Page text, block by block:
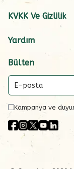
KVKK Ve Gizlilik
Yardım
Bülten
Kampanya ve